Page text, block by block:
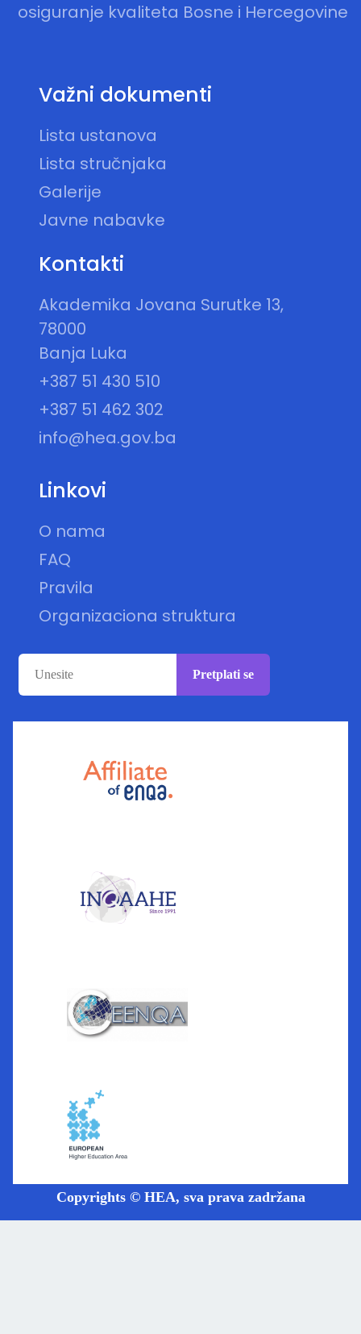
osiguranje kvaliteta Bosne i Hercegovine
Važni dokumenti
Lista ustanova
Lista stručnjaka
Galerije
Javne nabavke
Kontakti
Akademika Jovana Surutke 13,
78000
Banja Luka
+387 51 430 510
+387 51 462 302
info@hea.gov.ba
Linkovi
O nama
FAQ
Pravila
Organizaciona struktura
Pretplati se
Copyrights © HEA, sva prava zadržana